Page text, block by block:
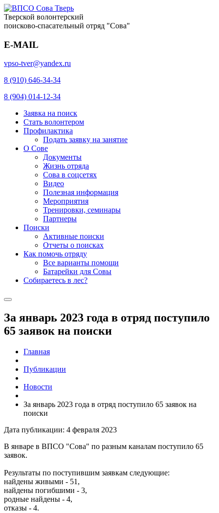
Тверской волонтерский
поисково-спасательный отряд "Сова"
E-MAIL
vpso-tver@yandex.ru
8 (910) 646-34-34
8 (904) 014-12-34
Заявка на поиск
Стать волонтером
Профилактика
Подать заявку на занятие
О Сове
Документы
Жизнь отряда
Сова в соцсетях
Видео
Полезная информация
Мероприятия
Тренировки, семинары
Партнеры
Поиски
Активные поиски
Отчеты о поисках
Как помочь отряду
Все варианты помощи
Батарейки для Совы
Собираетесь в лес?
За январь 2023 года в отряд поступило
65 заявок на поиски
Главная
Публикации
Новости
За январь 2023 года в отряд поступило 65 заявок на
поиски
Дата публикации: 4 февраля 2023
В январе в ВПСО "Сова" по разным каналам поступило 65
заявок.
Результаты по поступившим заявкам следующие:
найдены живыми - 51,
найдены погибшими - 3,
родные найдены - 4,
отказы - 4.